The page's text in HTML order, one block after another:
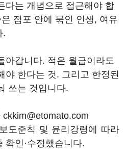
다는 개념으로 접근해야 합
점포 안에 묶인 인생, 여유
.
아갑니다. 적은 월급이라도
야 한다는 것. 그리고 한정된
쓰는 것입니다.
도준칙 및 윤리강령에 따라
확인·수정했습니다.